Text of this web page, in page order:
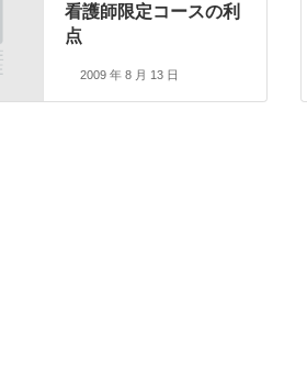
看護師限定コースの利
点
2009 年 8 月 13 日